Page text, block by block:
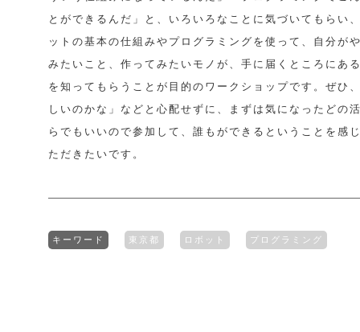
とができるんだ」と、いろいろなことに気づいてもらい
ットの基本の仕組みやプログラミングを使って、自分が
みたいこと、作ってみたいモノが、手に届くところにあ
を知ってもらうことが目的のワークショップです。ぜひ
しいのかな」などと心配せずに、まずは気になったどの
らでもいいので参加して、誰もができるということを感
ただきたいです。
キーワード 東京都 ロボット プログラミング